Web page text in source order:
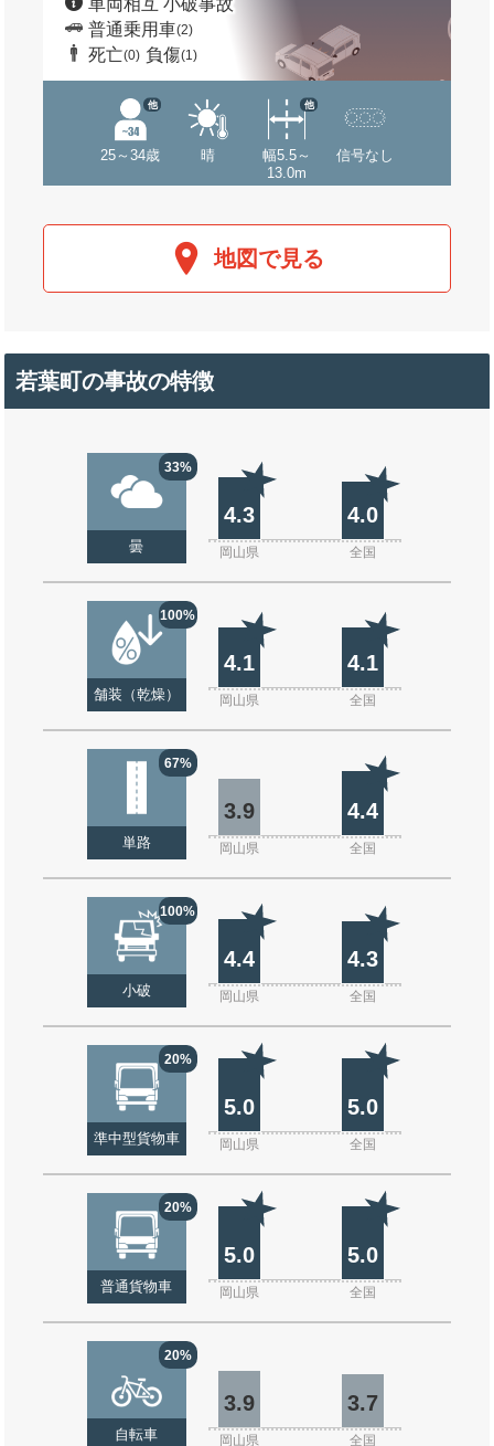
車両相互 小破事故
普通乗用車(2)
死亡(0) 負傷(1)
25～34歳
他
晴
幅5.5～
13.0m
他
信号なし
地図で見る
若葉町の事故の特徴
33%
曇
4.3 4.0
岡山県 全国
100%
舗装（乾燥）
4.1 4.1
岡山県 全国
67%
単路
3.9 4.4
岡山県 全国
100%
小破
4.4 4.3
岡山県 全国
20%
準中型貨物車
5.0 5.0
岡山県 全国
20%
普通貨物車
5.0 5.0
岡山県 全国
20%
自転車
3.9 3.7
岡山県 全国